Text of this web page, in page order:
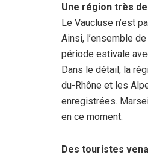
Une région très
Le Vaucluse n’est
Ainsi, l’ensemble
période estivale
Dans le détail, la
du-Rhône et les
enregistrées.
en ce moment.
Des touristes